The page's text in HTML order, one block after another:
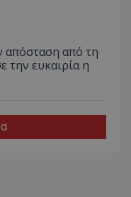
απόσταση από τη
την ευκαιρία η